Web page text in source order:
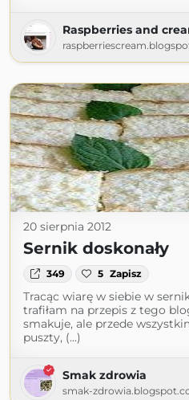
Raspberries and
20 sierpnia 2012
Sernik doskonały
349 5 Zapisz
Tracąc wiarę w siebie w
trafiłam na przepis z tego
smakuje, ale przede
puszty, (...)
Smak zdrowia
smak-